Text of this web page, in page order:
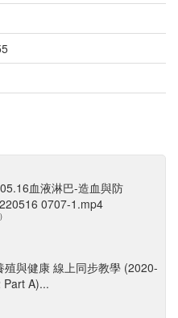
血液淋巴-造血與防
0707-1.mp4
殖與健康 線上同步教學 (2020-
Part A)...